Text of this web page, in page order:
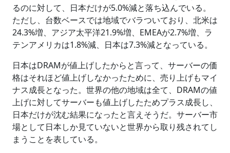
るのに対して、日本だけが5.0%減と落ち込んでいる。
ただし、台数ベースでは地域でバラついており、北米は
24.3%増、アジア太平洋21.9%増、EMEAが2.7%増、ラ
テンアメリカは1.8%減、日本は7.3%減となっている。
日本はDRAMが値上げしたからと言って、サーバーの価
格はそれほど値上げしなかったために、売り上げもマイ
ナス成長となった。世界の他の地域は全て、DRAMの値
上げに対してサーバーも値上げしたためプラス成長し、
日本だけが沈む結果になったと言えそうだ。サーバー市
場として日本しか見ていないと世界から取り残されてし
まうことを表している。